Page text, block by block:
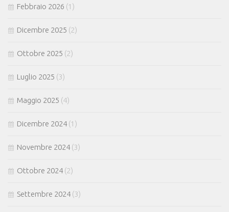
Febbraio 2026 (1)
Dicembre 2025 (2)
Ottobre 2025 (2)
Luglio 2025 (3)
Maggio 2025 (4)
Dicembre 2024 (1)
Novembre 2024 (3)
Ottobre 2024 (2)
Settembre 2024 (3)